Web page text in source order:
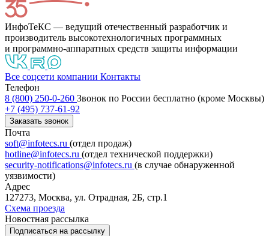
ИнфоТеКС — ведущий отечественный разработчик и
производитель высокотехнологичных программных
и программно-аппаратных средств защиты информации
Все соцсети компании Контакты
Телефон
8 (800) 250-0-260 Звонок по России бесплатно (кроме Москвы)
+7 (495) 737-61-92
Заказать звонок
Почта
soft@infotecs.ru (отдел продаж)
hotline@infotecs.ru (отдел технической поддержки)
security-notifications@infotecs.ru (в случае обнаруженной
уязвимости)
Адрес
127273, Москва, ул. Отрадная, 2Б, стр.1
Схема проезда
Новостная рассылка
Подписаться на рассылку